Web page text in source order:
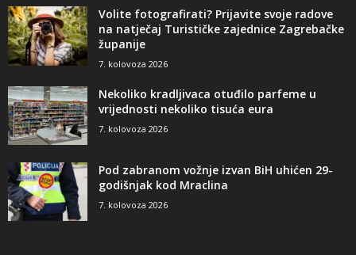
Volite fotografirati? Prijavite svoje radove
na natječaj Turističke zajednice Zagrebačke
županije
7. kolovoza 2026
Nekoliko kradljivaca otuđilo parfeme u
vrijednosti nekoliko tisuća eura
7. kolovoza 2026
Pod zabranom vožnje izvan BiH uhićen 29-
godišnjak kod Mraclina
7. kolovoza 2026